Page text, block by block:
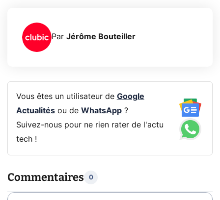
Par Jérôme Bouteiller
Vous êtes un utilisateur de Google
Actualitésou de WhatsApp?
Suivez-nous pour ne rien rater de l'actu
tech !
Commentaires 0